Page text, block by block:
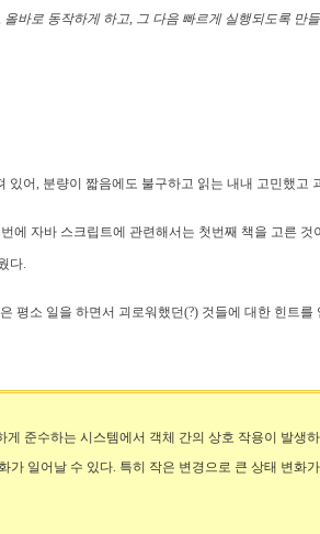
바로 동작하게 하고, 그 다음 빠르게 실행되도록 만
있어, 분량이 짧음에도 불구하고 읽는 내내 고민했고
에 자바 스크립트에 관련해서는 첫번째 책을 고른
다.
평소 일을 하면서 괴로워했던(?) 것들에 대한 힌트를
게 준수하는 시스템에서 객체 간의 상호 작용이 발생
가 일어날 수 있다. 특히 작은 변경으로 큰 상태 변